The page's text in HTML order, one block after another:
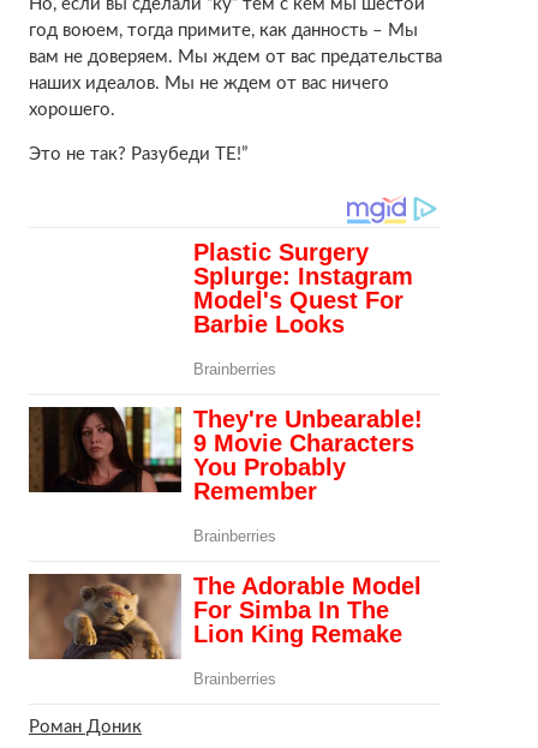
Но, если вы сделали “ку” тем с кем мы шестой
год воюем, тогда примите, как данность – Мы
вам не доверяем. Мы ждем от вас предательства
наших идеалов. Мы не ждем от вас ничего
хорошего.
Это не так? Разубеди ТЕ!”
Роман Доник